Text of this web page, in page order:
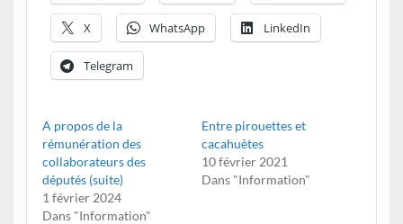
X WhatsApp LinkedIn
Telegram
A propos de la
rémunération des
collaborateurs des
députés (suite)
1 février 2024
Dans "Information"
Entre pirouettes et
cacahuètes
10 février 2021
Dans "Information"